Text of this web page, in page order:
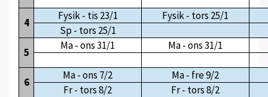
4
Fysik - tis 23/1
Fysik - tors 25/1
Sp - tors 25/1
5
Ma - ons 31/1 Ma - ons 31/1
6
Ma - ons 7/2
Ma - fre 9/2
Fr - tors 8/2
Fr - tors 8/2